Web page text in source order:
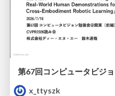
x_ttyszk